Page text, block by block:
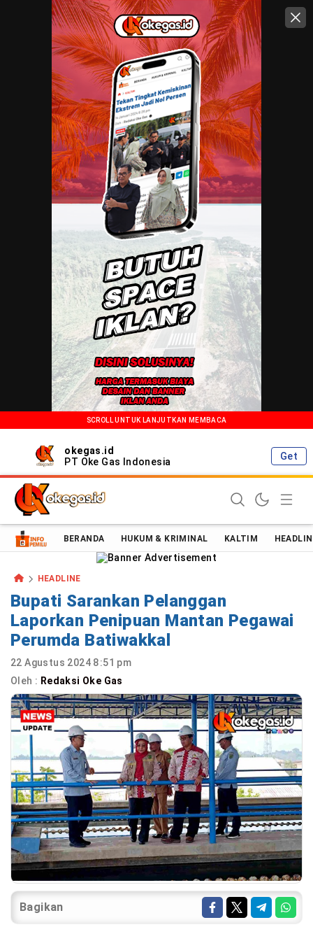
SCROLL UNTUK LANJUTKAN MEMBACA
okegas.id
PT Oke Gas Indonesia
Get
Oke Gas Indonesia | Energi Positif Informasi Terkini!
BERANDA HUKUM & KRIMINAL KALTIM
HEADLINE
Bupati Sarankan Pelanggan
Laporkan Penipuan Mantan Pegawai
Perumda Batiwakkal
22 Agustus 2024 8:51 pm
Oleh : Redaksi Oke Gas
Bagikan